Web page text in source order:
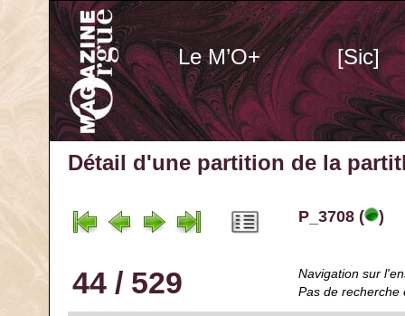
Le M’O+ [Sic]
Détail d'une partition de la
P_3708 ( )
44 / 529
Navigation sur
Pas de recherche